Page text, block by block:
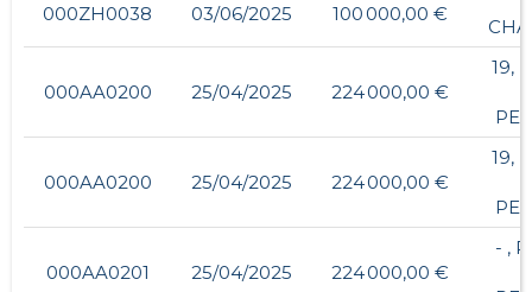
000ZH0038 03/06/2025 100 000,00 €
000AA0200 25/04/2025 224 000,00 €
19,
000AA0200 25/04/2025 224 000,00 €
19,
000AA0201 25/04/2025 224 000,00 €
- ,